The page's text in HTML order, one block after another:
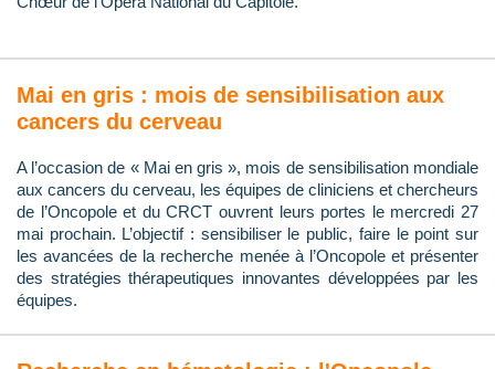
Mai en gris : mois de sensibilisation aux
cancers du cerveau
A l’occasion de « Mai en gris », mois de sensibilisation mondiale
aux cancers du cerveau, les équipes de cliniciens et chercheurs
de l’Oncopole et du CRCT ouvrent leurs portes le mercredi 27
mai prochain. L’objectif : sensibiliser le public, faire le point sur
les avancées de la recherche menée à l’Oncopole et présenter
des stratégies thérapeutiques innovantes développées par les
équipes.